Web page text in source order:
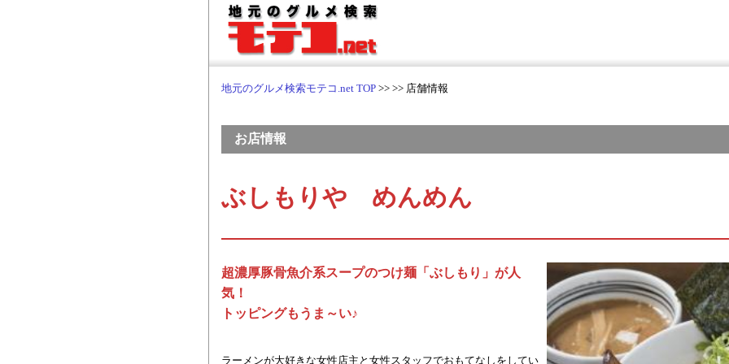
地元のグルメ検索モテコ.net TOP >> >> 店舗情報
お店情報
ぶしもりや めんめん
超濃厚豚骨魚介系スープのつけ麺「ぶしもり」が人
気！
トッピングもうま～い♪
ラーメンが大好きな女性店主と女性スタッフでおもてなしをしてい